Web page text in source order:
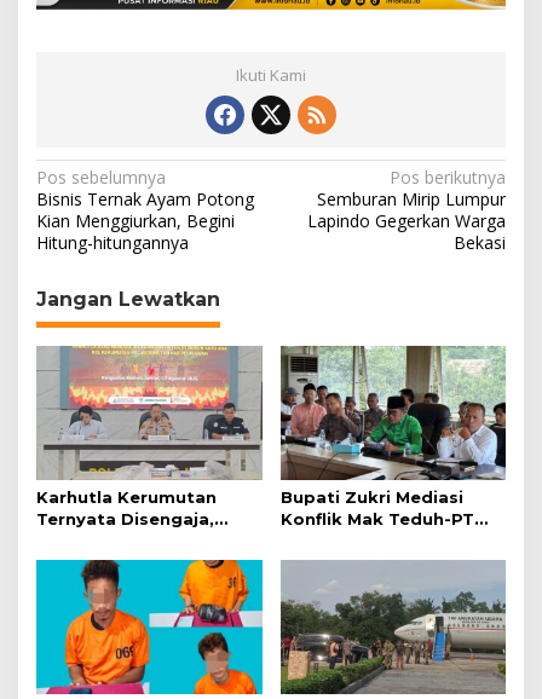
Ikuti Kami
N
a
v
i
g
a
p
o
s
Pos sebelumnya
Bisnis Ternak Ayam Potong
Kian Menggiurkan, Begini
Hitung-hitungannya
Pos berikutnya
Semburan Mirip Lumpur
Lapindo Gegerkan Warga
Bekasi
Jangan Lewatkan
Karhutla Kerumutan
Ternyata Disengaja,
Pembakar Lahan
Bupati Zukri Mediasi
Konflik Mak Teduh-PT